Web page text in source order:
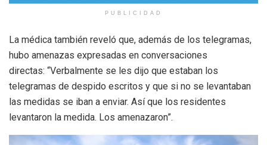
PUBLICIDAD
La médica también reveló que, además de los telegramas,
hubo amenazas expresadas en conversaciones
directas: “Verbalmente se les dijo que estaban los
telegramas de despido escritos y que si no se levantaban
las medidas se iban a enviar. Así que los residentes
levantaron la medida. Los amenazaron”.